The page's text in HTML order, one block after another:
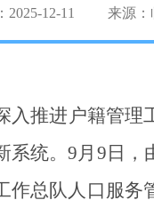
2025-12-11 来源：
入推进户籍管理
系统。9月9日，
作总队人口服务